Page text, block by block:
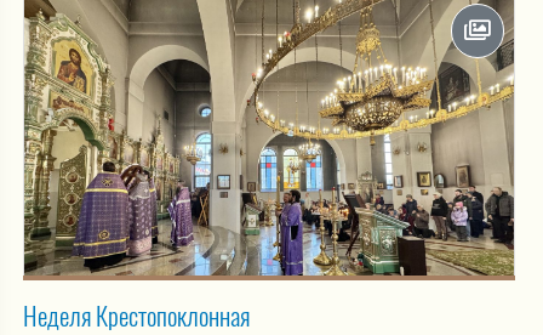
Неделя Крестопоклонная